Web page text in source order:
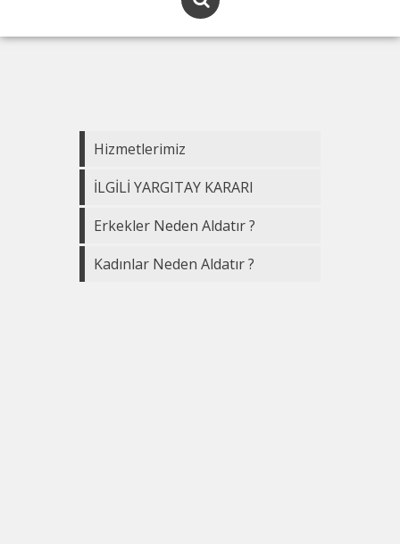
Hizmetlerimiz
İLGİLİ YARGITAY KARARI
Erkekler Neden Aldatır ?
Kadınlar Neden Aldatır ?